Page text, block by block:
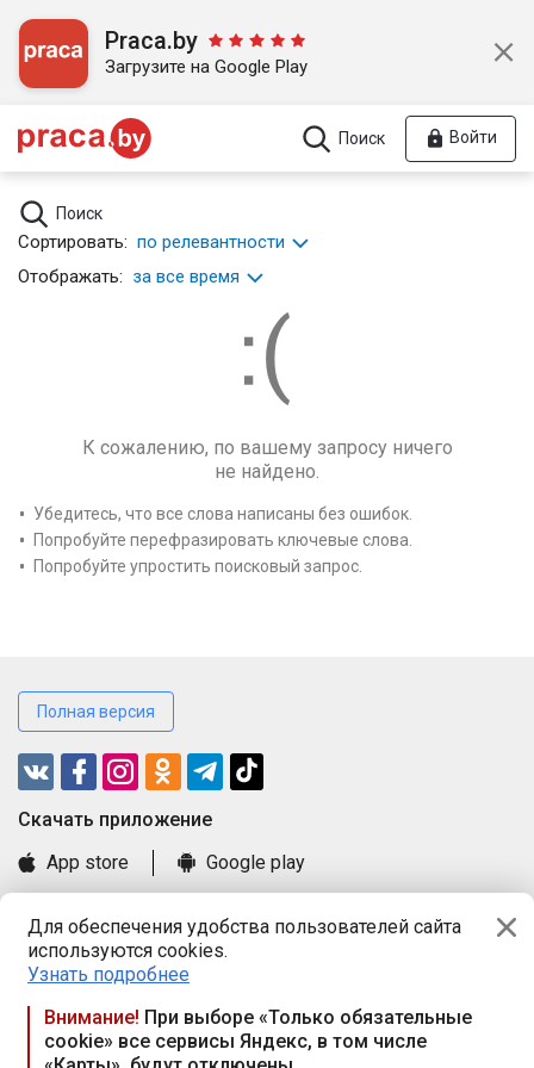
Для обеспечения удобства пользователей сайта
используются cookies.
Узнать подробнее
Внимание! При выборе «Только обязательные
cookie» все сервисы Яндекс, в том числе
Praca.by
Загрузите на Google Play
Поиск Войти
Поиск
Сортировать: по релевантности
Отображать: за все время
К сожалению, по вашему запросу ничего
не найдено.
Убедитесь, что все слова написаны без ошибок.
Попробуйте перефразировать ключевые слова.
Попробуйте упростить поисковый запрос.
Полная версия
Cкачать приложение
App store
Google play
Книга замечаний и предложений
Правила и документы
Praca.by © 2000—2026, ООО «ПРАЦА БАЙ»
Республика Беларусь, 220114, г. Минск, пр-т Независимости
117а, пом. № 9.